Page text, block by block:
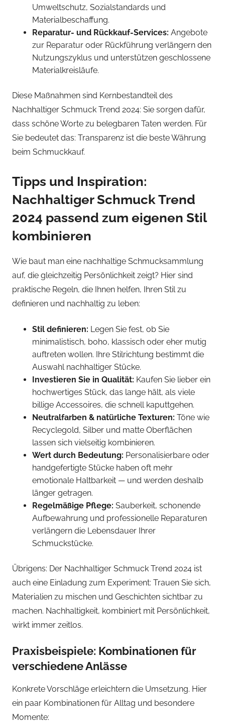
Umweltschutz, Sozialstandards und
Materialbeschaffung.
Reparatur- und Rückkauf-Services: Angebote
zur Reparatur oder Rückführung verlängern den
Nutzungszyklus und unterstützen geschlossene
Materialkreisläufe.
Diese Maßnahmen sind Kernbestandteil des
Nachhaltiger Schmuck Trend 2024: Sie sorgen dafür,
dass schöne Worte zu belegbaren Taten werden. Für
Sie bedeutet das: Transparenz ist die beste Währung
beim Schmuckkauf.
Tipps und Inspiration:
Nachhaltiger Schmuck Trend
2024 passend zum eigenen Stil
kombinieren
Wie baut man eine nachhaltige Schmucksammlung
auf, die gleichzeitig Persönlichkeit zeigt? Hier sind
praktische Regeln, die Ihnen helfen, Ihren Stil zu
definieren und nachhaltig zu leben:
Stil definieren: Legen Sie fest, ob Sie
minimalistisch, boho, klassisch oder eher mutig
auftreten wollen. Ihre Stilrichtung bestimmt die
Auswahl nachhaltiger Stücke.
Investieren Sie in Qualität: Kaufen Sie lieber ein
hochwertiges Stück, das lange hält, als viele
billige Accessoires, die schnell kaputtgehen.
Neutralfarben & natürliche Texturen: Töne wie
Recyclegold, Silber und matte Oberflächen
lassen sich vielseitig kombinieren.
Wert durch Bedeutung: Personalisierbare oder
handgefertigte Stücke haben oft mehr
emotionale Haltbarkeit — und werden deshalb
länger getragen.
Regelmäßige Pflege: Sauberkeit, schonende
Aufbewahrung und professionelle Reparaturen
verlängern die Lebensdauer Ihrer
Schmuckstücke.
Übrigens: Der Nachhaltiger Schmuck Trend 2024 ist
auch eine Einladung zum Experiment: Trauen Sie sich,
Materialien zu mischen und Geschichten sichtbar zu
machen. Nachhaltigkeit, kombiniert mit Persönlichkeit,
wirkt immer zeitlos.
Praxisbeispiele: Kombinationen für
verschiedene Anlässe
Konkrete Vorschläge erleichtern die Umsetzung. Hier
ein paar Kombinationen für Alltag und besondere
Momente: